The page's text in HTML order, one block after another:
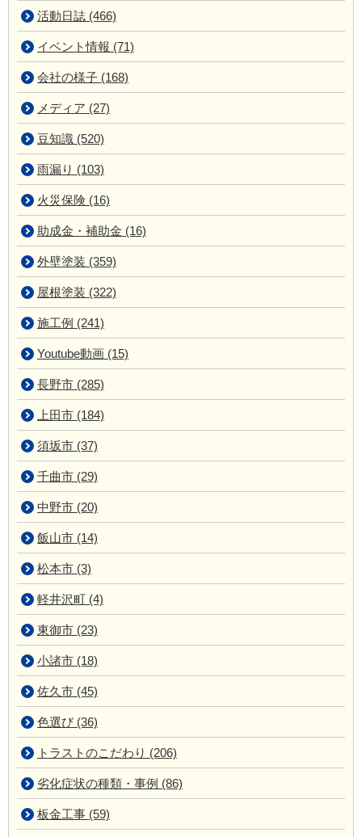
活動日誌 (466)
イベント情報 (71)
会社の様子 (168)
メディア (27)
豆知識 (520)
雨漏り (103)
火災保険 (16)
助成金・補助金 (16)
外壁塗装 (359)
屋根塗装 (322)
施工例 (241)
Youtube動画 (15)
長野市 (285)
上田市 (184)
須坂市 (37)
千曲市 (29)
中野市 (20)
飯山市 (14)
松本市 (3)
軽井沢町 (4)
東御市 (23)
小諸市 (18)
佐久市 (45)
色選び (36)
トラストのこだわり (206)
劣化症状の種類・事例 (86)
板金工事 (59)